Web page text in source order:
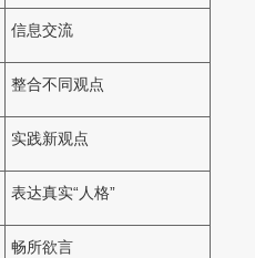
信息交流
整合不同观点
实践新观点
表达真实“人格”
畅所欲言